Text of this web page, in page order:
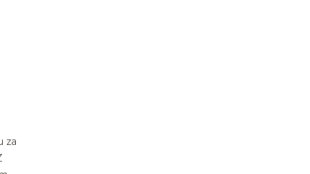
za